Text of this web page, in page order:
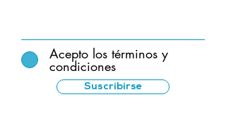
Acepto los términos y
condiciones
Suscribirse